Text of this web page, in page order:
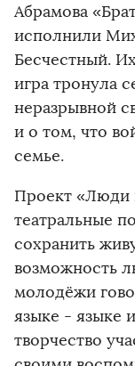
Абрамова
исполнили
Бесчестный.
игра тронула
неразрывной
и о том, что
семье.
Проект «Люди
театральные
сохранить
возможность
молодёжи
языке - языке
творчество